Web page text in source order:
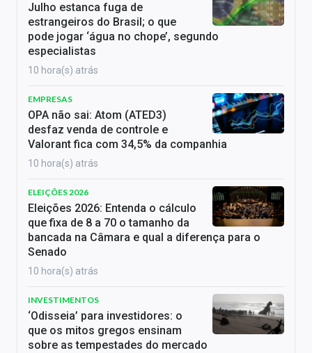
Julho estanca fuga de
estrangeiros do Brasil; o que
pode jogar ‘água no chope’, segundo
especialistas
10 hora(s) atrás
EMPRESAS
OPA não sai: Atom (ATED3)
desfaz venda de controle e
Valorant fica com 34,5% da companhia
10 hora(s) atrás
ELEIÇÕES 2026
Eleições 2026: Entenda o cálculo
que fixa de 8 a 70 o tamanho da
bancada na Câmara e qual a diferença para o
Senado
10 hora(s) atrás
INVESTIMENTOS
‘Odisseia’ para investidores: o
que os mitos gregos ensinam
sobre as tempestades do mercado